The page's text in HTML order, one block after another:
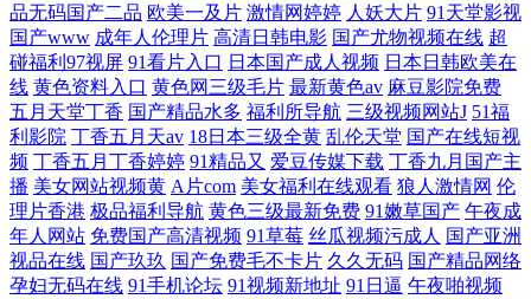
品无码国产二品 欧美一及片 激情网婷婷 人妖大片 91天堂影视
国产www 成年人伦理片 高清日韩电影 国产尤物视频在线 超
碰福利97视屏 91看片入口 日本国产成人视频 日本日韩欧美在
线 黄色资料入口 黄色网三级毛片 最新黄色av 麻豆影院免费
五月天堂丁香 国产精品水多 福利所导航 三级视频网站J 51福
利影院 丁香五月天av 18日本三级全黄 乱伦天堂 国产在线短视
频 丁香五月丁香婷婷 91精品又 爱豆传媒下载 丁香九月国产主
播 美女网站视频黄 A片com 美女福利在线观看 狼人激情网 伦
理片香港 极品福利导航 黄色三级最新免费 91嫩草国产 午夜成
年人网站 免费国产高清视频 91草莓 丝瓜视频污成人 国产亚洲
视品在线 国产玖玖 国产免费毛不卡片 久久无码 国产精品网络
孕妇无码在线 91手机论坛 91视频新地址 91日逼 午夜啪视频